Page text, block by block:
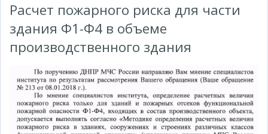
Расчет пожарного риска для части
здания Ф1-Ф4 в объеме
производственного здания